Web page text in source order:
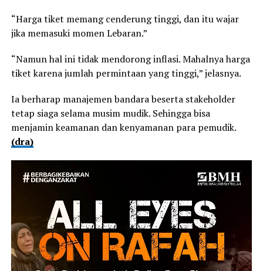
“Harga tiket memang cenderung tinggi, dan itu wajar
jika memasuki momen Lebaran.”
“Namun hal ini tidak mendorong inflasi. Mahalnya harga
tiket karena jumlah permintaan yang tinggi,” jelasnya.
Ia berharap manajemen bandara beserta stakeholder
tetap siaga selama musim mudik. Sehingga bisa
menjamin keamanan dan kenyamanan para pemudik.
(dra)